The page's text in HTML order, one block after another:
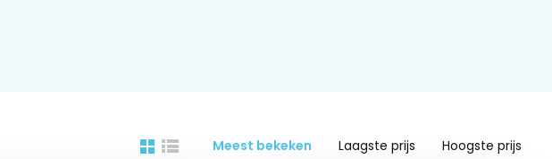
Meest bekeken Laagste prijs Hoogste prijs